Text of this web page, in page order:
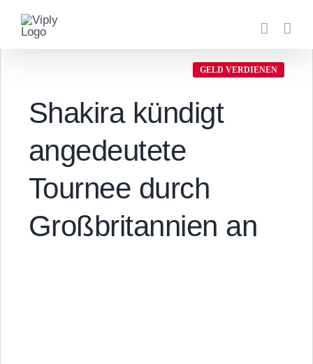
Inhalt
springen
GELD VERDIENEN
Shakira kündigt
angedeutete
Tournee durch
Großbritannien an